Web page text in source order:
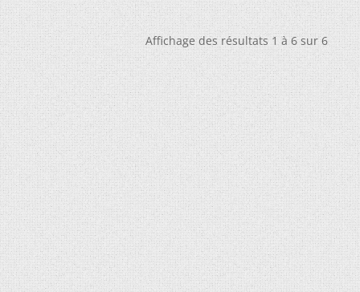
Affichage des résultats 1 à 6 sur 6